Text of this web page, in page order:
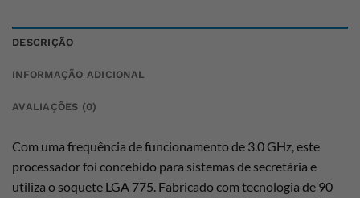
DESCRIÇÃO
INFORMAÇÃO ADICIONAL
AVALIAÇÕES (0)
Com uma frequência de funcionamento de 3.0 GHz, este
processador foi concebido para sistemas de secretária e
utiliza o soquete LGA 775. Fabricado com tecnologia de 90